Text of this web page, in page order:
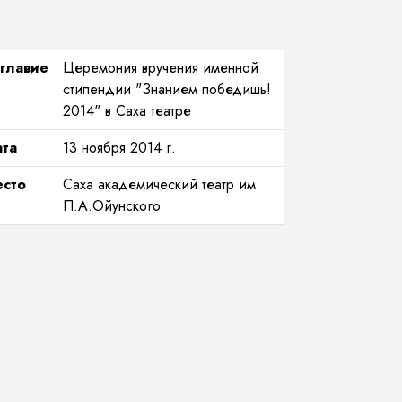
Церемония вручения именной
стипендии "Знанием победишь!
2014" в Саха театре
13 ноября 2014 г.
Саха академический театр им.
П.А.Ойунского